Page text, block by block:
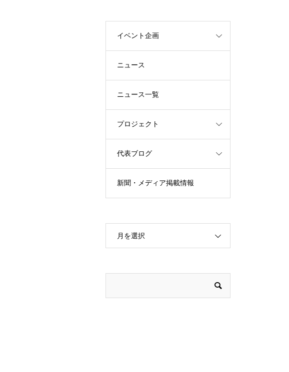
イベント企画
ニュース
ニュース一覧
プロジェクト
代表ブログ
新聞・メディア掲載情報
月を選択